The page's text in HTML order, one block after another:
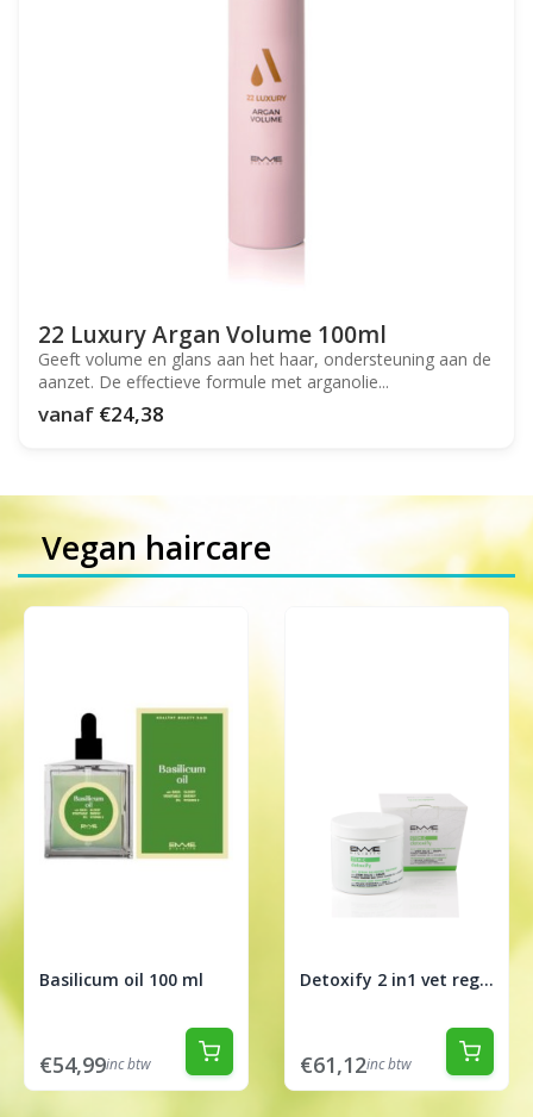
22 Luxury Argan Volume 100ml
Geeft volume en glans aan het haar, ondersteuning aan de
aanzet. De effectieve formule met arganolie...
vanaf €24,38
Vegan haircare
Basilicum oil 100 ml
€54,99inc btw
Detoxify 2 in1 vet regulerende treatment 200ml
€61,12inc btw